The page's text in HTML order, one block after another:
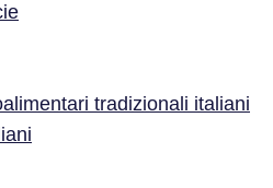
tradizionali italiani